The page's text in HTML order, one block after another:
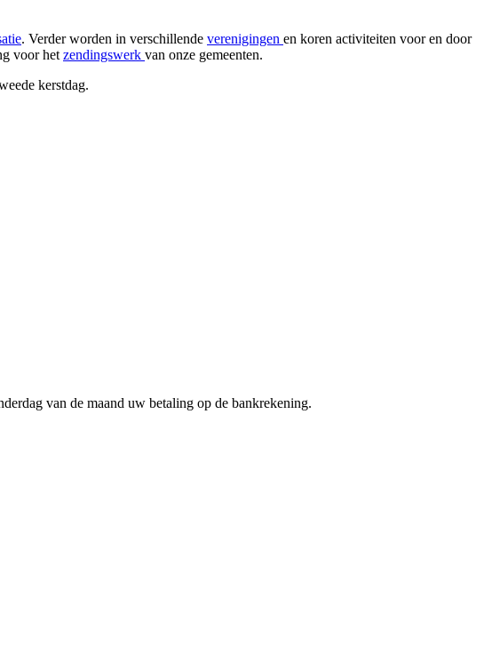
. Verder worden in verschillende verenigingen en koren activiteiten voor en door
voor het zendingswerk van onze gemeenten.
kerstdag.
van de maand uw betaling op de bankrekening.